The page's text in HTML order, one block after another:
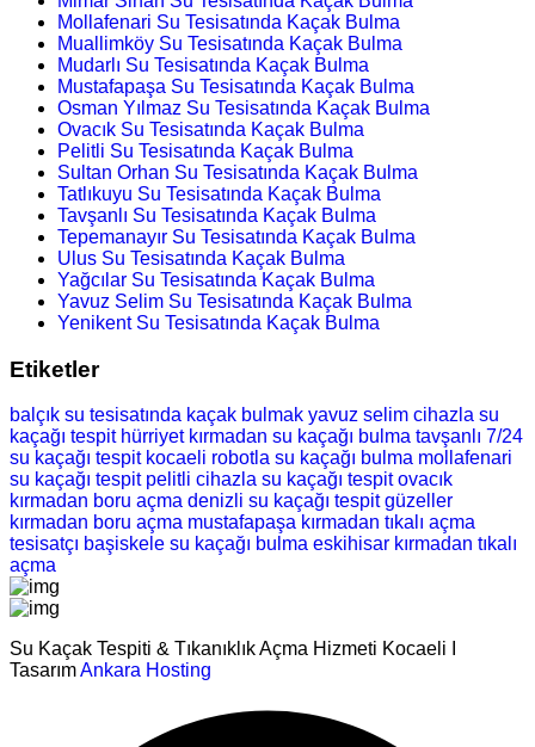
Mollafenari Su Tesisatında Kaçak Bulma
Muallimköy Su Tesisatında Kaçak Bulma
Mudarlı Su Tesisatında Kaçak Bulma
Mustafapaşa Su Tesisatında Kaçak Bulma
Osman Yılmaz Su Tesisatında Kaçak Bulma
Ovacık Su Tesisatında Kaçak Bulma
Pelitli Su Tesisatında Kaçak Bulma
Sultan Orhan Su Tesisatında Kaçak Bulma
Tatlıkuyu Su Tesisatında Kaçak Bulma
Tavşanlı Su Tesisatında Kaçak Bulma
Tepemanayır Su Tesisatında Kaçak Bulma
Ulus Su Tesisatında Kaçak Bulma
Yağcılar Su Tesisatında Kaçak Bulma
Yavuz Selim Su Tesisatında Kaçak Bulma
Yenikent Su Tesisatında Kaçak Bulma
Etiketler
balçık su tesisatında kaçak bulmak yavuz selim cihazla su
kaçağı tespit hürriyet kırmadan su kaçağı bulma tavşanlı 7/24
su kaçağı tespit kocaeli robotla su kaçağı bulma mollafenari
su kaçağı tespit pelitli cihazla su kaçağı tespit ovacık
kırmadan boru açma denizli su kaçağı tespit güzeller
kırmadan boru açma mustafapaşa kırmadan tıkalı açma
tesisatçı başiskele su kaçağı bulma eskihisar kırmadan tıkalı
açma
Su Kaçak Tespiti & Tıkanıklık Açma Hizmeti Kocaeli I
TasarımAnkara Hosting